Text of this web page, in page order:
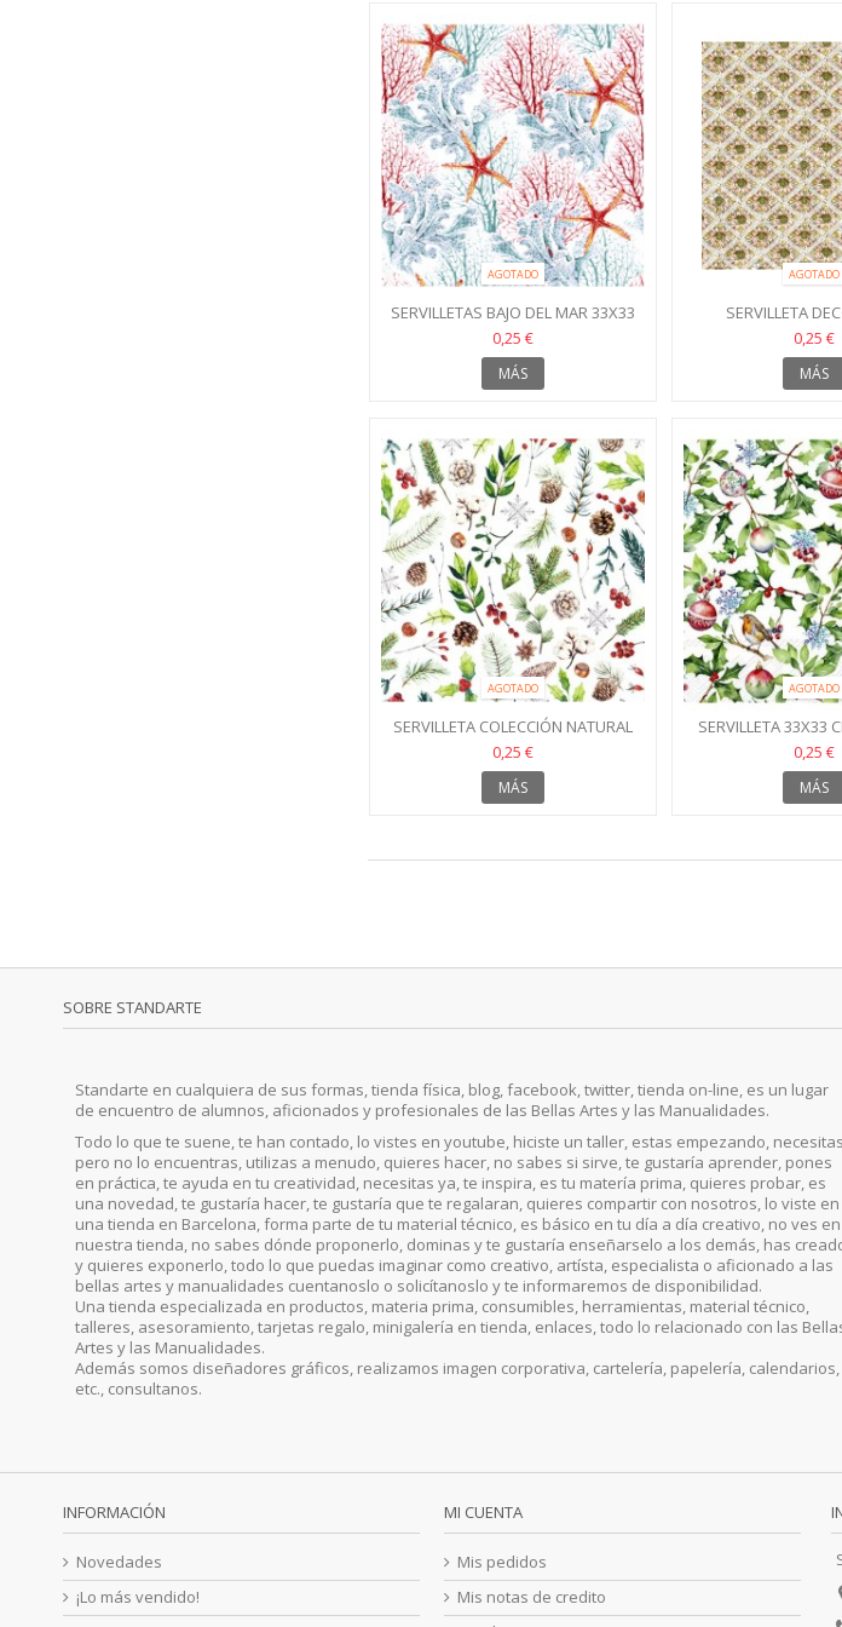
AGOTADO
SERVILLETAS BAJO DEL MAR 33X33
0,25 €
MÁS
AGOTADO
SERVILLETA
PRIMAVERA
0,25 €
MÁS
AGOTADO
SERVILLETA COLECCIÓN NATURAL
33X33
0,25 €
MÁS
AGOTADO
SERVILLETA 33X33
NAVIDAD
0,25 €
MÁS
SOBRE STANDARTE
Standarte en cualquiera de sus formas, tienda física, blog, facebook, twitter, tienda on-line, es un lugar
de encuentro de alumnos, aficionados y profesionales de las Bellas Artes y las Manualidades.
Todo lo que te suene, te han contado, lo vistes en youtube, hiciste un taller, estas empezando, necesitas
pero no lo encuentras, utilizas a menudo, quieres hacer, no sabes si sirve, te gustaría aprender, pones
en práctica, te ayuda en tu creatividad, necesitas ya, te inspira, es tu matería prima, quieres probar, es
una novedad, te gustaría hacer, te gustaría que te regalaran, quieres compartir con nosotros, lo viste en
una tienda en Barcelona, forma parte de tu material técnico, es básico en tu día a día creativo, no ves en
nuestra tienda, no sabes dónde proponerlo, dominas y te gustaría enseñarselo a los demás, has
y quieres exponerlo, todo lo que puedas imaginar como creativo, artísta, especialista o aficionado a las
bellas artes y manualidades cuentanoslo o solicítanoslo y te informaremos de disponibilidad.
Una tienda especializada en productos, materia prima, consumibles, herramientas, material técnico,
talleres, asesoramiento, tarjetas regalo, minigalería en tienda, enlaces, todo lo relacionado con las
Artes y las Manualidades.
Además somos diseñadores gráficos, realizamos imagen corporativa, cartelería, papelería, calendarios,
etc., consultanos.
INFORMACIÓN
Novedades
¡Lo más vendido!
MI CUENTA
Mis pedidos
Mis notas de credito